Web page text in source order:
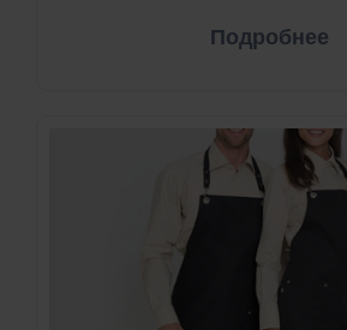
Подробнее